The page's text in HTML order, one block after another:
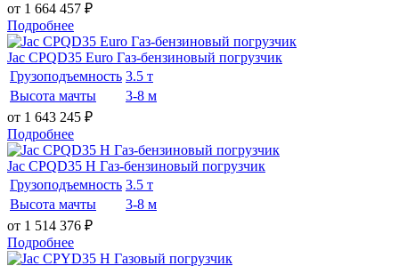
от 1 664 457 ₽
Подробнее
Jac CPQD35 Euro Газ-бензиновый погрузчик
Грузоподъемность 3.5 т
Высота мачты
3-8 м
от 1 643 245 ₽
Подробнее
Jac CPQD35 H Газ-бензиновый погрузчик
Грузоподъемность 3.5 т
Высота мачты
3-8 м
от 1 514 376 ₽
Подробнее